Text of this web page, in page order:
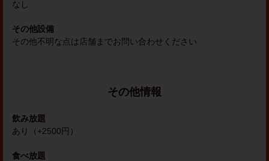
なし
その他設備
その他不明な点は店舗までお問い合わせください
その他情報
飲み放題
あり（+2500円）
食べ放題